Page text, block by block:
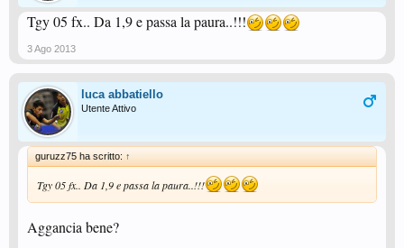
Tgy 05 fx.. Da 1,9 e passa la paura..!!!
3 Ago 2013
luca abbatiello
Utente Attivo
guruzz75 ha scritto: ↑
Tgy 05 fx.. Da 1,9 e passa la paura..!!!
Aggancia bene?